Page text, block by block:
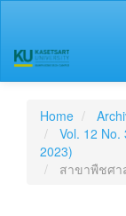
Content
Sidebar
Home
Vol. 12
2023)
สาขาพืชศา